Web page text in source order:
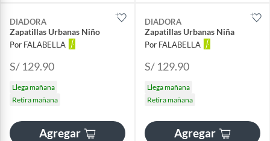
DIADORA
Zapatillas Urbanas Niño
Por FALABELLA
S/ 129.90
Llega mañana
Retira mañana
Agregar
DIADORA
Zapatillas Urbanas Niña
Por FALABELLA
S/ 129.90
Llega mañana
Retira mañana
Agregar